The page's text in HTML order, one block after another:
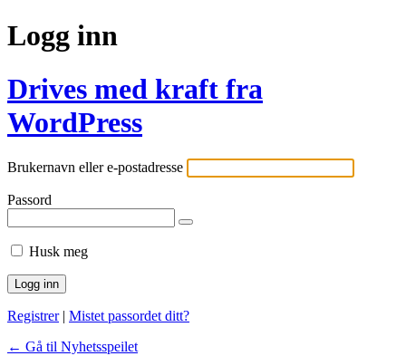
Logg inn
Drives med kraft fra
WordPress
Brukernavn eller e-postadresse
Passord
Husk meg
Registrer| Mistet passordet ditt?
← Gå til Nyhetsspeilet